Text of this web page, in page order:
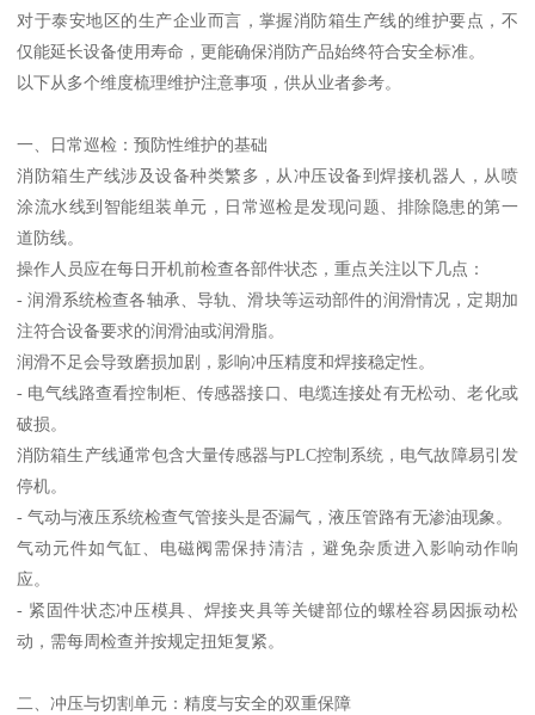
对于泰安地区的生产企业而言，掌握消防箱生产线的维护要点，不
仅能延长设备使用寿命，更能确保消防产品始终符合安全标准。
以下从多个维度梳理维护注意事项，供从业者参考。
一、日常巡检：预防性维护的基础
消防箱生产线涉及设备种类繁多，从冲压设备到焊接机器人，从喷
涂流水线到智能组装单元，日常巡检是发现问题、排除隐患的第一
道防线。
操作人员应在每日开机前检查各部件状态，重点关注以下几点：
- 润滑系统检查各轴承、导轨、滑块等运动部件的润滑情况，定期加
注符合设备要求的润滑油或润滑脂。
润滑不足会导致磨损加剧，影响冲压精度和焊接稳定性。
- 电气线路查看控制柜、传感器接口、电缆连接处有无松动、老化或
破损。
消防箱生产线通常包含大量传感器与PLC控制系统，电气故障易引发
停机。
- 气动与液压系统检查气管接头是否漏气，液压管路有无渗油现象。
气动元件如气缸、电磁阀需保持清洁，避免杂质进入影响动作响
应。
- 紧固件状态冲压模具、焊接夹具等关键部位的螺栓容易因振动松
动，需每周检查并按规定扭矩复紧。
二、冲压与切割单元：精度与安全的双重保障